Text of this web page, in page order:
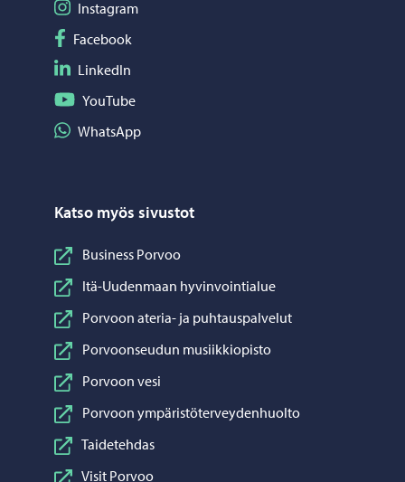
Seuraa Instagram
Instagram
Seuraa Facebook
Facebook
Seuraa LinkedIn
LinkedIn
Seuraa YouTube
YouTube
Jaa WhatsApp
WhatsApp
Katso myös sivustot
Business Porvoo
Itä-Uudenmaan hyvinvointialue
Porvoon ateria- ja puhtauspalvelut
Porvoonseudun musiikkiopisto
Porvoon vesi
Porvoon ympäristöterveydenhuolto
Taidetehdas
Visit Porvoo